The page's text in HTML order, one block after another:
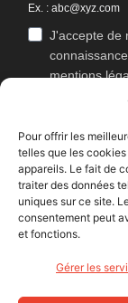
Pour offrir les
telles que les
appareils. Le fait de
traiter des données
uniques sur ce site.
consentement peut
et fonctions.
Gérer les
Ex. : abc@xyz.com
J'accepte de
mentions
Vous pouvez vous
J'accepte
newsletters
S'INSCRIRE